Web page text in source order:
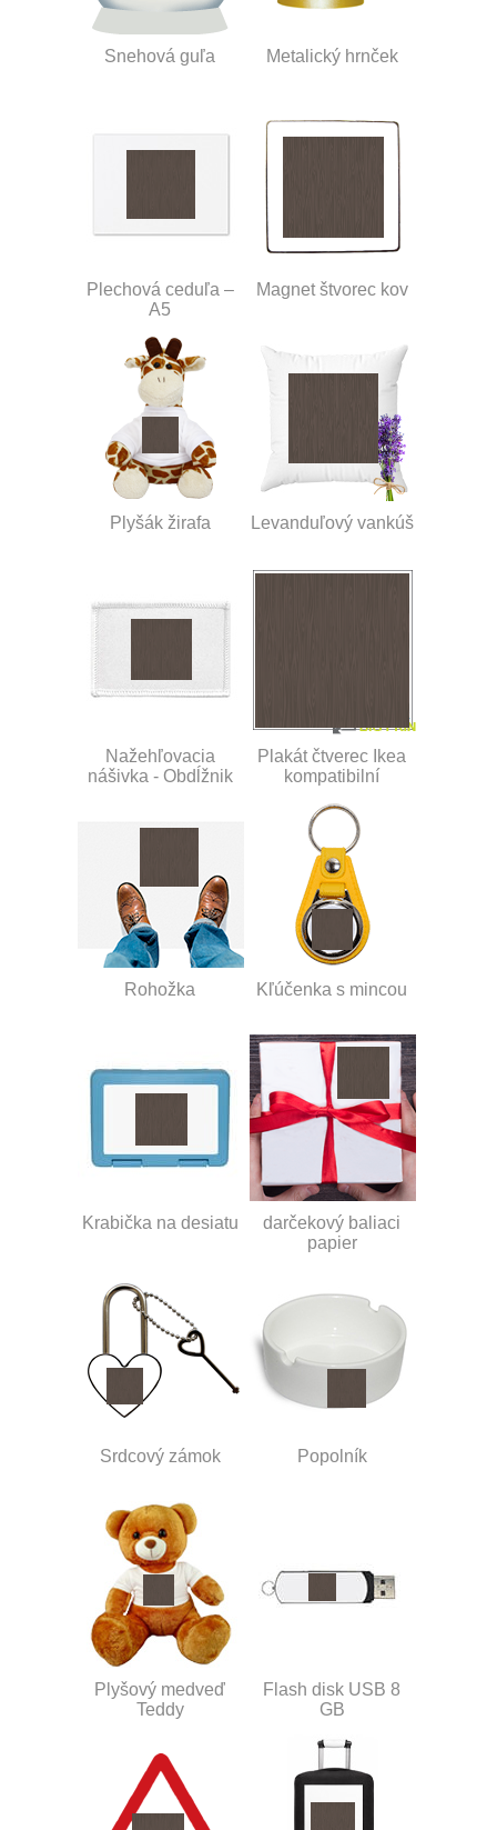
Snehová guľa Metalický hrnček
Plechová ceduľa –
A5
Magnet štvorec kov
Plyšák žirafa Levanduľový vankúš
Nažehľovacia
nášivka - Obdĺžnik
Plakát čtverec Ikea
kompatibilní
Rohožka Kľúčenka s mincou
Krabička na desiatu
darčekový baliaci
papier
Srdcový zámok Popolník
Plyšový medveď
Teddy
Flash disk USB 8
GB